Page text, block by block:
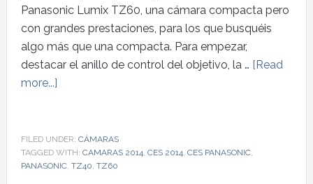
Panasonic Lumix TZ60, una cámara compacta pero
con grandes prestaciones, para los que busquéis
algo más que una compacta. Para empezar,
destacar el anillo de control del objetivo, la … [Read
more...]
FILED UNDER: CÁMARAS
TAGGED WITH: CAMARAS 2014, CES 2014, CES PANASONIC,
PANASONIC, TZ40, TZ60